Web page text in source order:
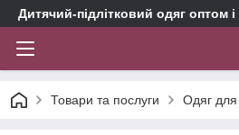
Дитячий-підлітковий одяг оптом
Товари та послуги Одяг для